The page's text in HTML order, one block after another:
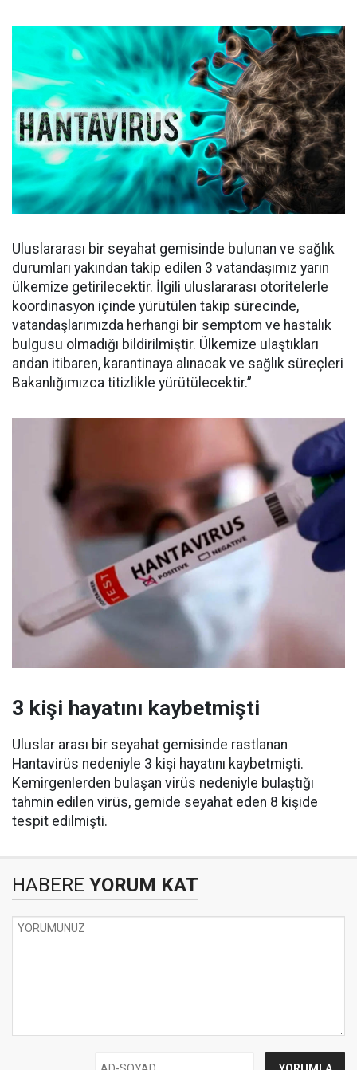
Uluslararası bir seyahat gemisinde bulunan ve sağlık
durumları yakından takip edilen 3 vatandaşımız yarın
ülkemize getirilecektir. İlgili uluslararası otoritelerle
koordinasyon içinde yürütülen takip sürecinde,
vatandaşlarımızda herhangi bir semptom ve hastalık
bulgusu olmadığı bildirilmiştir. Ülkemize ulaştıkları
andan itibaren, karantinaya alınacak ve sağlık süreçleri
Bakanlığımızca titizlikle yürütülecektir.”
3 kişi hayatını kaybetmişti
Uluslar arası bir seyahat gemisinde rastlanan
Hantavirüs nedeniyle 3 kişi hayatını kaybetmişti.
Kemirgenlerden bulaşan virüs nedeniyle bulaştığı
tahmin edilen virüs, gemide seyahat eden 8 kişide
tespit edilmişti.
HABERE YORUM KAT